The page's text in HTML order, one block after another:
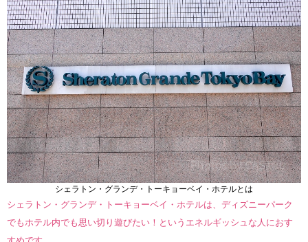
シェラトン・グランデ・トーキョーベイ・ホテルとは
シェラトン・グランデ・トーキョーベイ・ホテルは、ディズニーパーク
でもホテル内でも思い切り遊びたい！というエネルギッシュな人におす